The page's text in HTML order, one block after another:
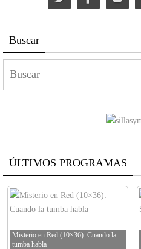
Buscar
ÚLTIMOS PROGRAMAS
Misterio en Red (10×36): Cuando la
tumba habla